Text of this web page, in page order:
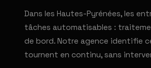
Dans les Hautes-Pyrénées, les
tâches automatisables :
de bord. Notre agence identifie
tournent en continu, sans